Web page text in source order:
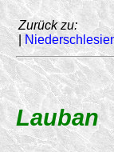
Zurück zu:
|
Lauban